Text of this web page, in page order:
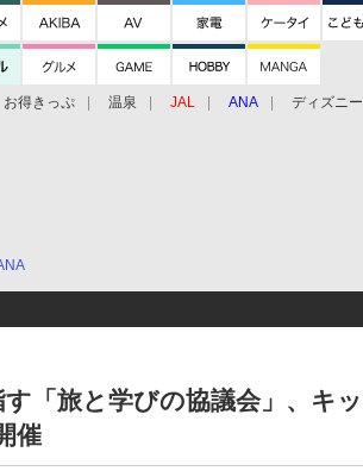
お得きっぷ 温泉 JAL ANA ディズニー
「旅と学びの協議会」、キッ
催